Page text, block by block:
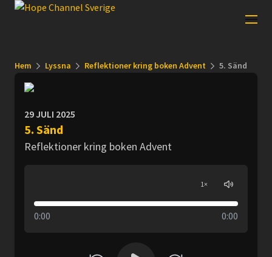
Hem Lyssna Reflektioner kring boken Advent 5. Sänd
29 JULI 2025
5. Sänd
Reflektioner kring boken Advent
1×
0:00 0:00